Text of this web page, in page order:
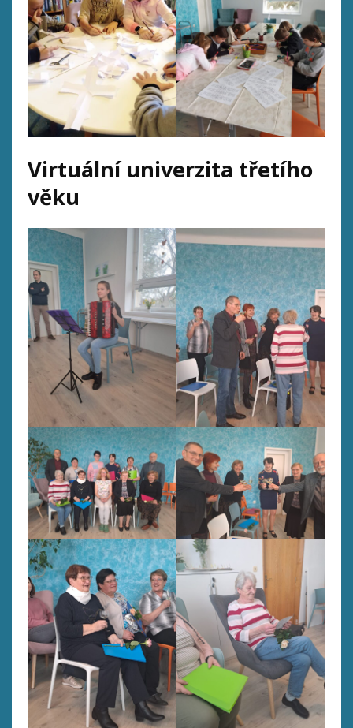
Virtuální univerzita třetího
věku